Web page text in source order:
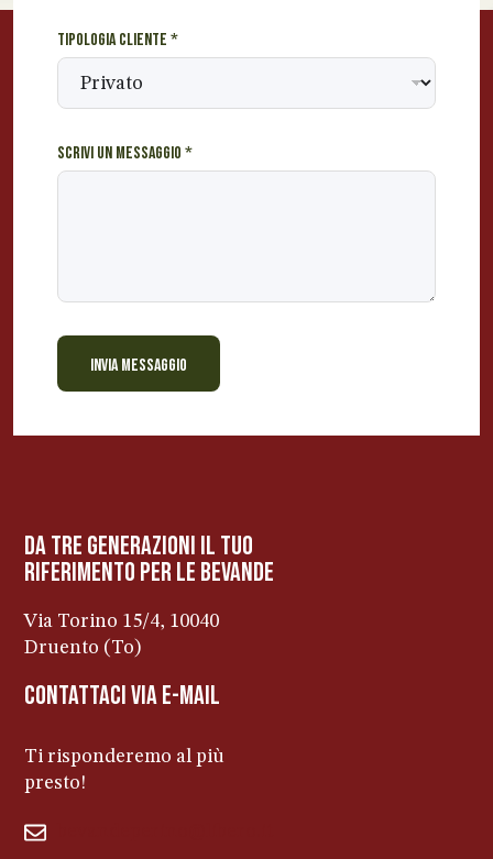
Tipologia cliente *
Scrivi un messaggio *
INVIA MESSAGGIO
da tre generazioni il tuo
riferimento per le bevanDe
Via Torino 15/4, 10040
Druento (To)
contattaci via e-mail
Ti risponderemo al più
presto!